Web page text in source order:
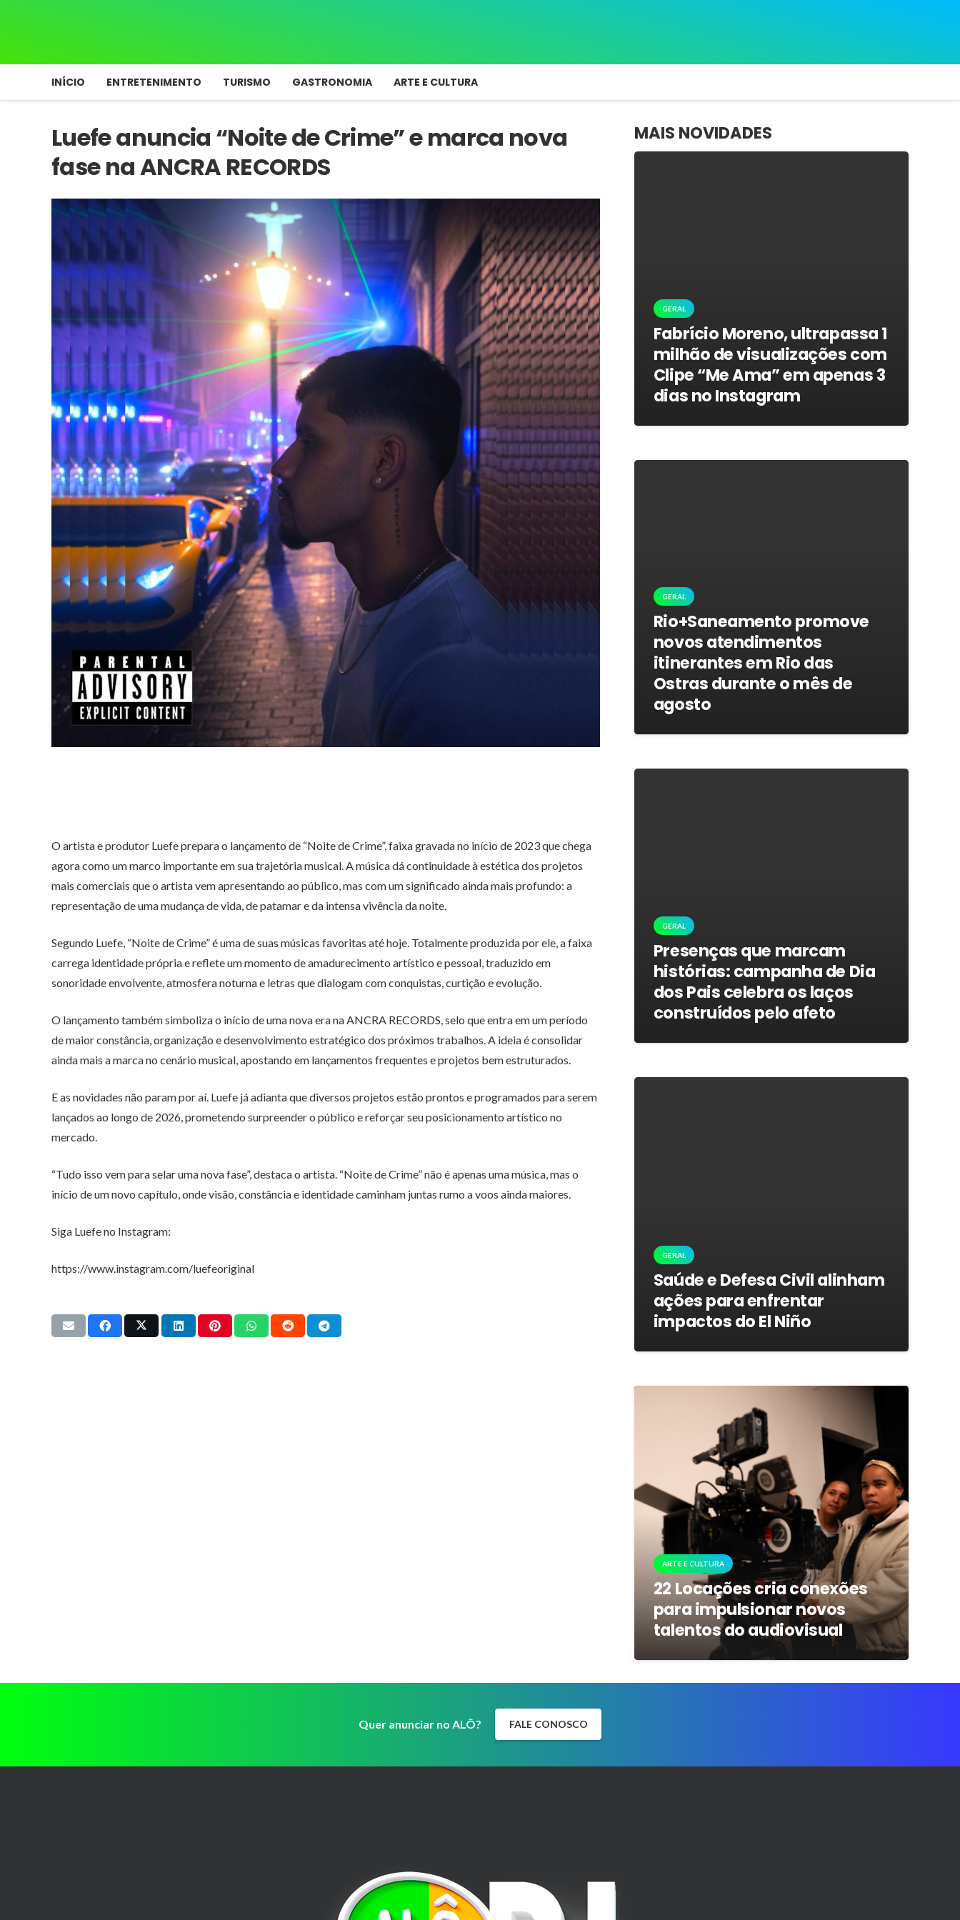
INÍCIO ENTRETENIMENTO TURISMO GASTRONOMIA ARTE E CULTURA
Luefe anuncia “Noite de Crime” e marca nova
fase na ANCRA RECORDS
O artista e produtor Luefe prepara o lançamento de “Noite de Crime”, faixa gravada no início de 2023 que chega
agora como um marco importante em sua trajetória musical. A música dá continuidade à estética dos projetos
mais comerciais que o artista vem apresentando ao público, mas com um significado ainda mais profundo: a
representação de uma mudança de vida, de patamar e da intensa vivência da noite.
Segundo Luefe, “Noite de Crime” é uma de suas músicas favoritas até hoje. Totalmente produzida por ele, a faixa
carrega identidade própria e reflete um momento de amadurecimento artístico e pessoal, traduzido em
sonoridade envolvente, atmosfera noturna e letras que dialogam com conquistas, curtição e evolução.
O lançamento também simboliza o início de uma nova era na ANCRA RECORDS, selo que entra em um período
de maior constância, organização e desenvolvimento estratégico dos próximos trabalhos. A ideia é consolidar
ainda mais a marca no cenário musical, apostando em lançamentos frequentes e projetos bem estruturados.
E as novidades não param por aí. Luefe já adianta que diversos projetos estão prontos e programados para serem
lançados ao longo de 2026, prometendo surpreender o público e reforçar seu posicionamento artístico no
mercado.
“Tudo isso vem para selar uma nova fase”, destaca o artista. “Noite de Crime” não é apenas uma música, mas o
início de um novo capítulo, onde visão, constância e identidade caminham juntas rumo a voos ainda maiores.
Siga Luefe no Instagram:
https://www.instagram.com/luefeoriginal
MAIS NOVIDADES
GERAL
Fabrício Moreno, ultrapassa 1
milhão de visualizações com
Clipe “Me Ama” em apenas 3
dias no Instagram
GERAL
Rio+Saneamento promove
novos atendimentos
itinerantes em Rio das
Ostras durante o mês de
agosto
GERAL
Presenças que marcam
histórias: campanha de Dia
dos Pais celebra os laços
construídos pelo afeto
GERAL
Saúde e Defesa Civil alinham
ações para enfrentar
impactos do El Niño
ARTE E CULTURA
22 Locações cria conexões
para impulsionar novos
talentos do audiovisual
Quer anunciar no ALÔ? FALE CONOSCO